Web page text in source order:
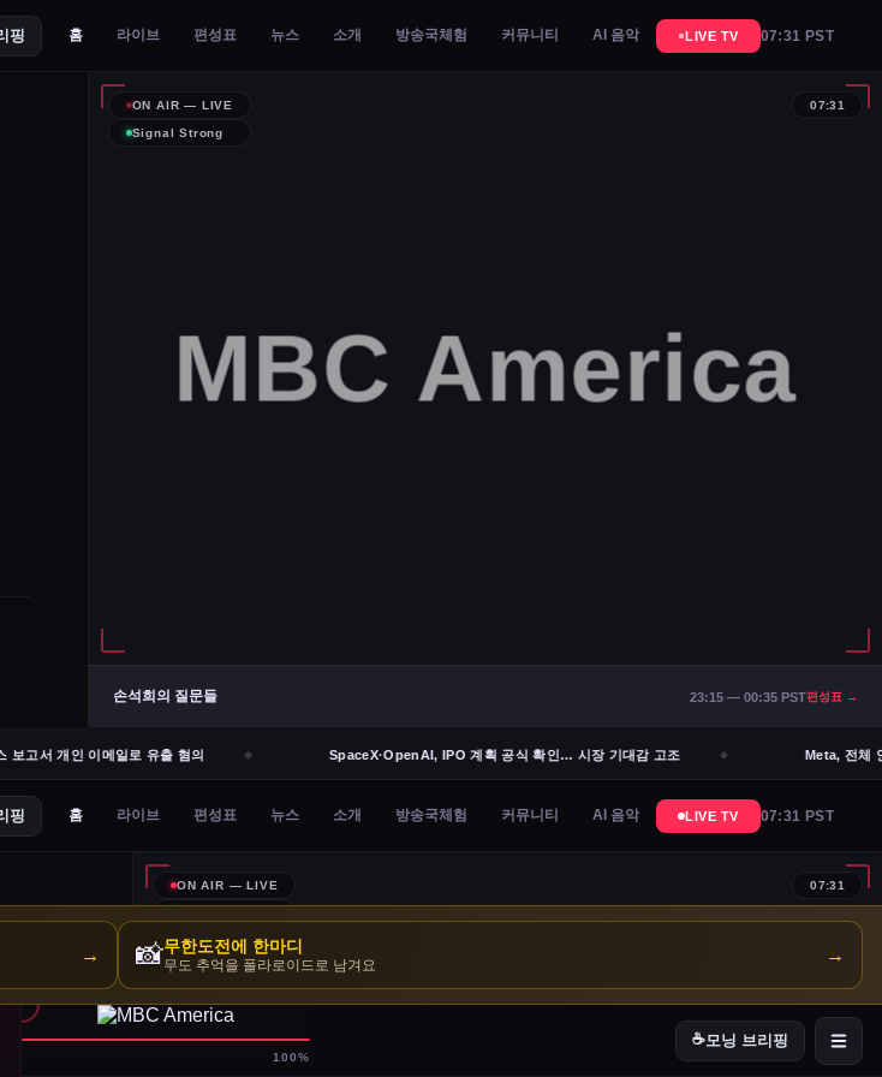
핑 홈 라이브 편성표 뉴스 소개 방송국체험 커뮤니티 AI 음악 LIVE TV 07:31 PST
MBC America
ON AIR — LIVE
Signal Strong
07:31
손석희의 질문들 23:15 — 00:35 PST편성표 →
서 개인 이메일로 유출 혐의 SpaceX·OpenAI, IPO 계획 공식 확인… 시장 기대감 고조 Meta, 전체 인
→ 📸무한도전에 한마디
무도 추억을 폴라로이드로 남겨요
→